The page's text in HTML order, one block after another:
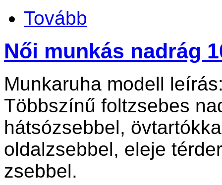
Tovább
Női munkás nadrág
Munkaruha modell
Többszínű foltzsebes
hátsózsebbel,
oldalzsebbel, eleje
zsebbel.